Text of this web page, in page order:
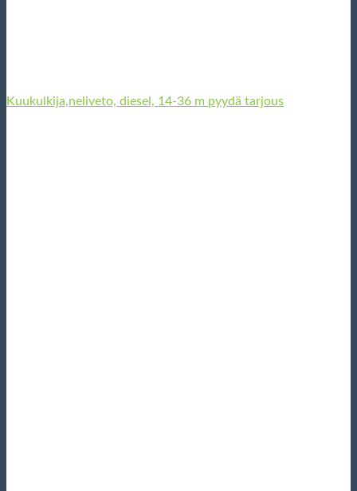
Kuukulkija,neliveto, diesel, 14-36 m pyydä tarjous